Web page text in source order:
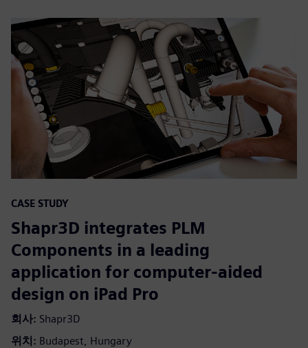
CASE STUDY
Shapr3D integrates PLM
Components in a leading
application for computer-aided
design on iPad Pro
회사: Shapr3D
위치: Budapest, Hungary